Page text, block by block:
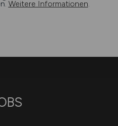
Weitere Informationen